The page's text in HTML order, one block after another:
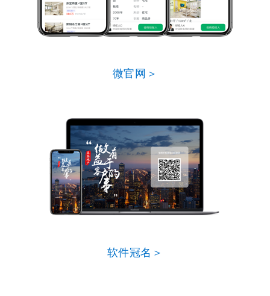
微官网＞
软件冠名＞